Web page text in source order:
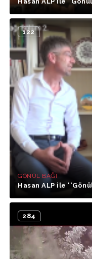
122
GÖNÜL BAĞI
Hasan ALP ile
284